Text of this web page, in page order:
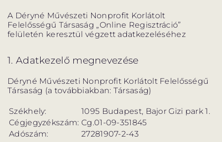
PROGRAMISMERTETŐ
ALPROGRAMOK:
A Déryné Művészeti Nonprofit Korlátolt
Felelősségű Társaság „Online Regisztráció”
felületén keresztül végzett adatkezeléséhez
1. Adatkezelő megnevezése
Déryné Művészeti Nonprofit Korlátolt Felelősségű
Társaság (a továbbiakban: Társaság)
Székhely:
1095 Budapest, Bajor Gizi park 1.
Cégjegyzékszám: Cg.01-09-351845
Adószám:
27281907-2-43